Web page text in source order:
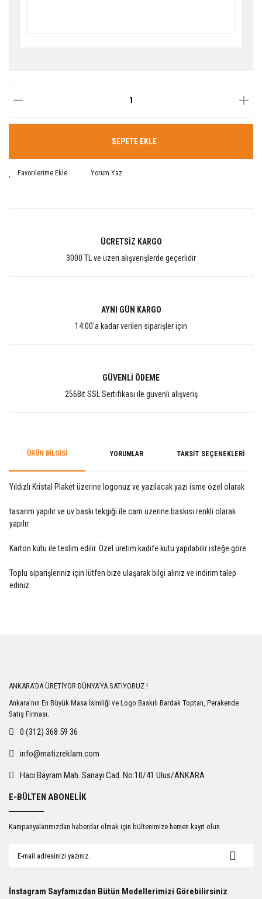
SEPETE EKLE
Yorum Yaz
ÜCRETSİZ KARGO
3000 TL ve üzeri alışverişlerde geçerlidir
AYNI GÜN KARGO
14:00'a kadar verilen siparişler için
GÜVENLİ ÖDEME
256Bit SSL Sertifikası ile güvenli alışveriş
ÜRÜN BILGISI YORUMLAR TAKSIT SEÇENEKLERI
Yıldızlı Kristal Plaket üzerine logonuz ve yazılacak yazı isme özel olarak
tasarım yapılır ve uv baskı tekgiği ile cam üzerine baskısı renkli olarak
yapılır.
Karton kutu ile teslim edilir. Özel üretim kadife kutu yapılabilir isteğe göre.
Toplu siparişleriniz için lütfen bize ulaşarak bilgi alınız ve indirim talep
ediniz.
ANKARA'DA ÜRETİYOR DÜNYA'YA SATIYORUZ !
Ankara'nın En Büyük Masa İsimliği ve Logo Baskılı Bardak Toptan, Perakende
Satış Firması.
0 (312) 368 59 36
info@matizreklam.com
Hacı Bayram Mah. Sanayi Cad. No:10/41 Ulus/ANKARA
E-BÜLTEN ABONELİK
Kampanyalarımızdan haberdar olmak için bültenimize hemen kayıt olun.
İnstagram Sayfamızdan Bütün Modellerimizi Görebilirsiniz